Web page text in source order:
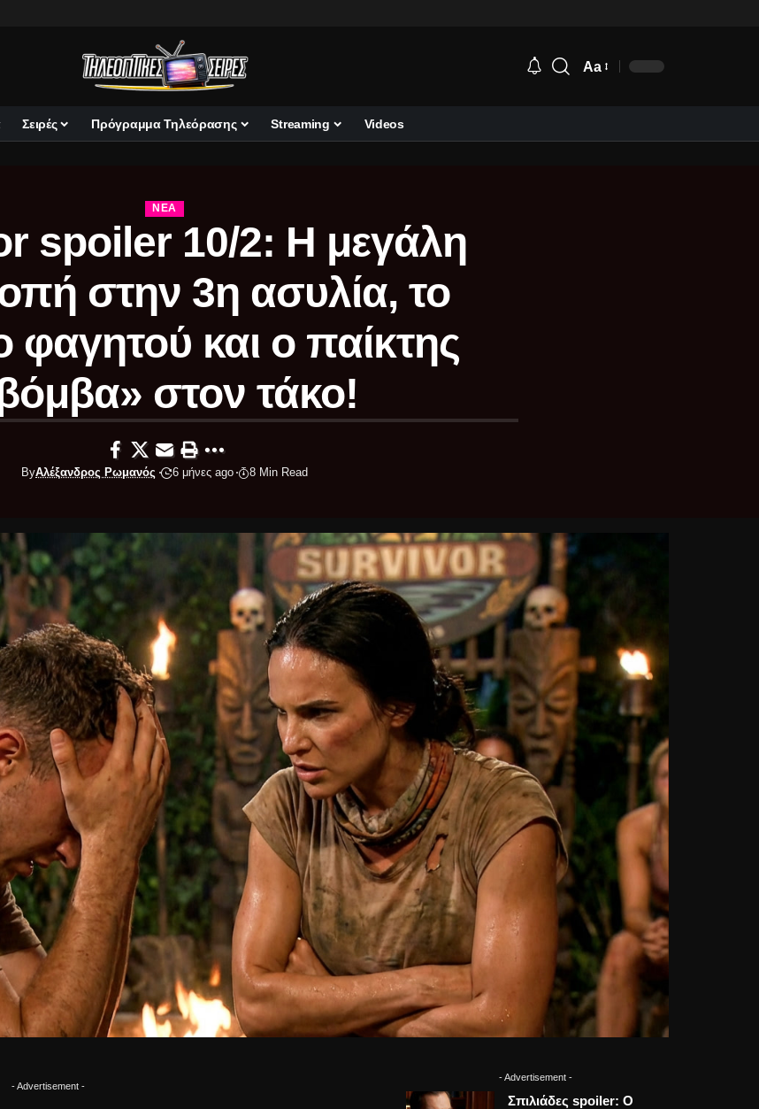
Aa
Σειρές Πρόγραμμα Τηλεόρασης Streaming Videos
ΝΈΑ
spoiler 10/2: Η μεγάλη
στην 3η ασυλία, το
φαγητού και ο παίκτης
στον τάκο!
ByΑλέξανδρος Ρωμανός 6 μήνες ago 8 Min Read
- Advertisement -
- Advertisement -
Σπιλιάδες spoiler: Ο